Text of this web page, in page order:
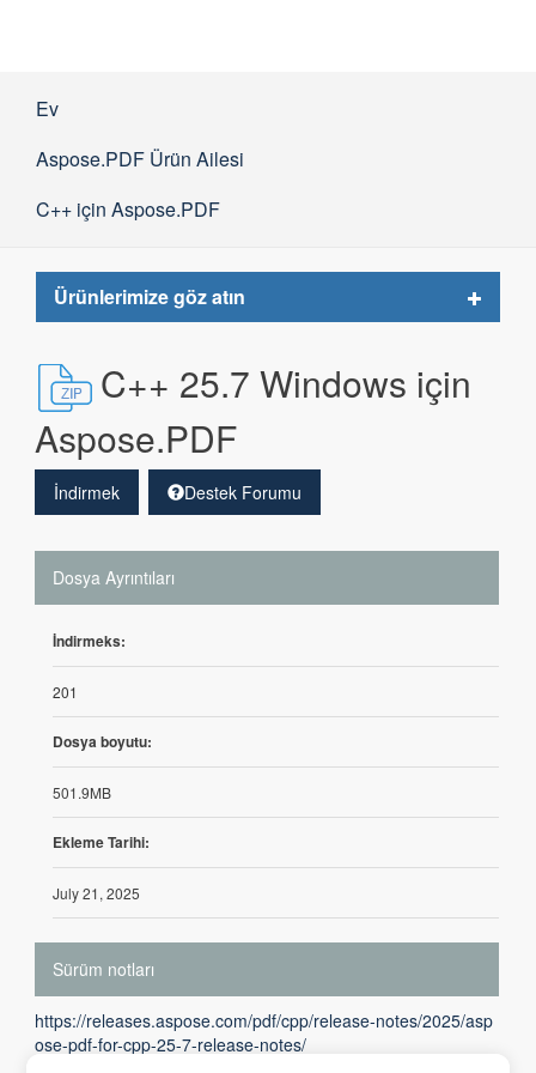
Ev
Aspose.PDF Ürün Ailesi
C++ için Aspose.PDF
Ürünlerimize göz atın
Toggle
C++ 25.7 Windows için
Aspose.PDF
İndirmek Destek Forumu
Dosya Ayrıntıları
İndirmeks:
201
Dosya boyutu:
501.9MB
Ekleme Tarihi:
July 21, 2025
Sürüm notları
https://releases.aspose.com/pdf/cpp/release-notes/2025/asp
ose-pdf-for-cpp-25-7-release-notes/